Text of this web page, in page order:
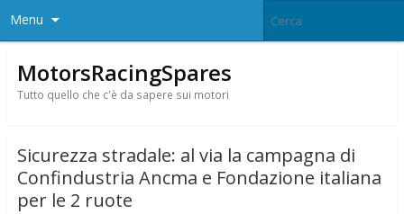
Menu
MotorsRacingSpares
Tutto quello che c'è da sapere sui motori
Sicurezza stradale: al via la campagna di
Confindustria Ancma e Fondazione italiana
per le 2 ruote